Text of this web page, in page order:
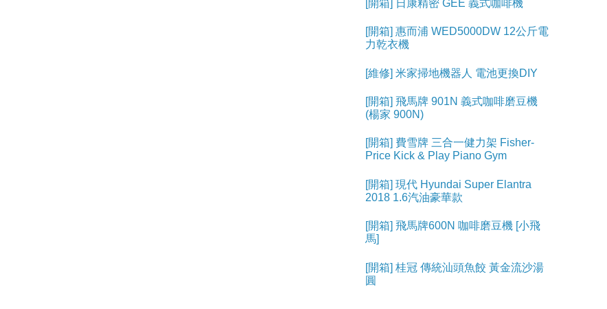
[開箱] 日康精密 GEE 義式咖啡機
[開箱] 惠而浦 WED5000DW 12公斤電
力乾衣機
[維修] 米家掃地機器人 電池更換DIY
[開箱] 飛馬牌 901N 義式咖啡磨豆機
(楊家 900N)
[開箱] 費雪牌 三合一健力架 Fisher-
Price Kick & Play Piano Gym
[開箱] 現代 Hyundai Super Elantra
2018 1.6汽油豪華款
[開箱] 飛馬牌600N 咖啡磨豆機 [小飛
馬]
[開箱] 桂冠 傳統汕頭魚餃 黃金流沙湯
圓